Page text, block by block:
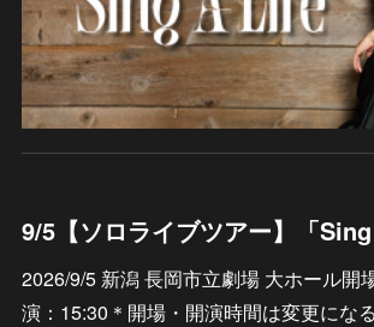
2026/9/5 新潟 長岡市立劇場 大ホール
演：15:30＊開場・開演時間は変更にな